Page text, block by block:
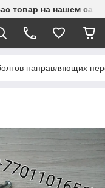
товар на нашем
направляющих